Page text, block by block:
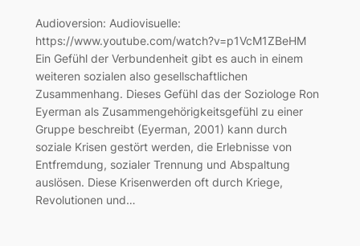
Audioversion: Audiovisuelle:
https://www.youtube.com/watch?v=p1VcM1ZBeHM
Ein Gefühl der Verbundenheit gibt es auch in einem
weiteren sozialen also gesellschaftlichen
Zusammenhang. Dieses Gefühl das der Soziologe Ron
Eyerman als Zusammengehörigkeitsgefühl zu einer
Gruppe beschreibt (Eyerman, 2001) kann durch
soziale Krisen gestört werden, die Erlebnisse von
Entfremdung, sozialer Trennung und Abspaltung
auslösen. Diese Krisenwerden oft durch Kriege,
Revolutionen und…